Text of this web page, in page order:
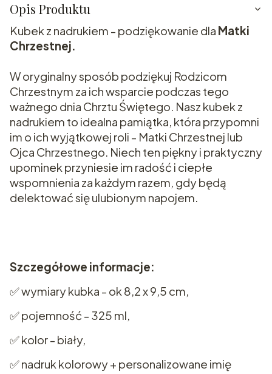
Opis Produktu
Kubek z nadrukiem - podziękowanie dla Matki
Chrzestnej.
W oryginalny sposób podziękuj Rodzicom
Chrzestnym za ich wsparcie podczas tego
ważnego dnia Chrztu Świętego. Nasz kubek z
nadrukiem to idealna pamiątka, która przypomni
im o ich wyjątkowej roli - Matki Chrzestnej lub
Ojca Chrzestnego. Niech ten piękny i praktyczny
upominek przyniesie im radość i ciepłe
wspomnienia za każdym razem, gdy będą
delektować się ulubionym napojem.
Szczegółowe informacje:
✅ wymiary kubka - ok 8,2 x 9,5 cm,
✅ pojemność - 325 ml,
✅ kolor - biały,
✅ nadruk kolorowy + personalizowane imię